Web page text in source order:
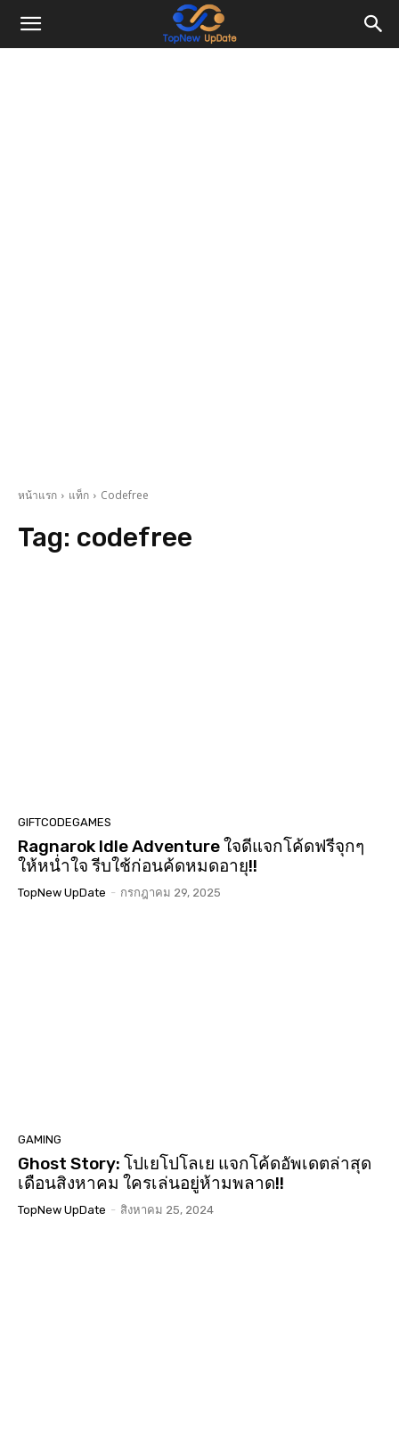
หน้าแรก แท็ก Codefree
Tag: codefree
GIFTCODEGAMES
Ragnarok Idle Adventure ใจดีแจกโค้ดฟรีจุกๆ
ให้หน่ำใจ รีบใช้ก่อนค้ดหมดอายุ!!
TopNew UpDate - กรกฎาคม 29, 2025
GAMING
Ghost Story: โปเยโปโลเย แจกโค้ดอัพเดตล่าสุด
เดือนสิงหาคม ใครเล่นอยู่ห้ามพลาด!!
TopNew UpDate - สิงหาคม 25, 2024